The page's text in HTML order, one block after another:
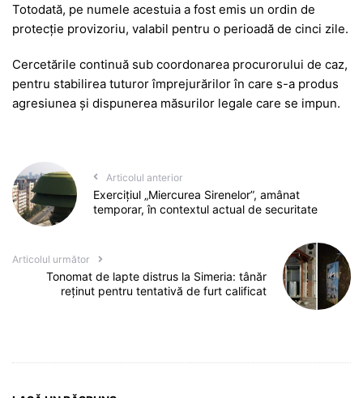
Totodată, pe numele acestuia a fost emis un ordin de
protecție provizoriu, valabil pentru o perioadă de cinci zile.
Cercetările continuă sub coordonarea procurorului de caz,
pentru stabilirea tuturor împrejurărilor în care s-a produs
agresiunea și dispunerea măsurilor legale care se impun.
Articolul anterior
Exercițiul „Miercurea Sirenelor”, amânat
temporar, în contextul actual de securitate
Articolul următor
Tonomat de lapte distrus la Simeria: tânăr
reținut pentru tentativă de furt calificat